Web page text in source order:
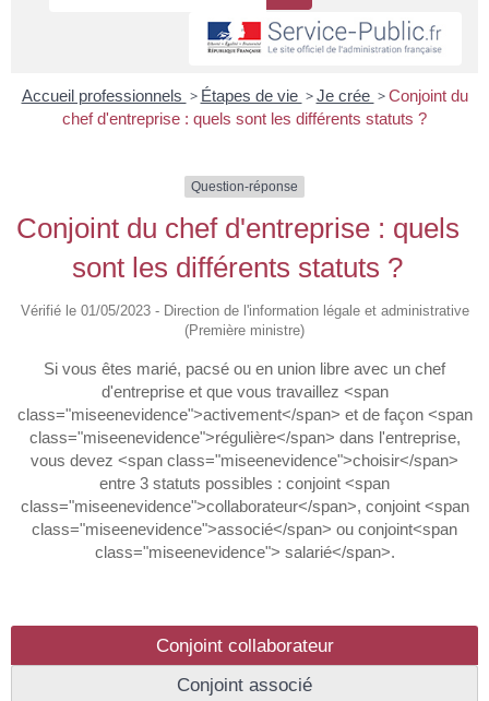
Accueil professionnels > Étapes de vie > Je crée > Conjoint du
chef d'entreprise : quels sont les différents statuts ?
Question-réponse
Conjoint du chef d'entreprise : quels
sont les différents statuts ?
Vérifié le 01/05/2023 - Direction de l'information légale et administrative
(Première ministre)
Si vous êtes marié, pacsé ou en union libre avec un chef
d'entreprise et que vous travaillez <span
class="miseenevidence">activement</span> et de façon <span
class="miseenevidence">régulière</span> dans l'entreprise,
vous devez <span class="miseenevidence">choisir</span>
entre 3 statuts possibles : conjoint <span
class="miseenevidence">collaborateur</span>, conjoint <span
class="miseenevidence">associé</span> ou conjoint<span
class="miseenevidence"> salarié</span>.
Conjoint collaborateur
Conjoint associé